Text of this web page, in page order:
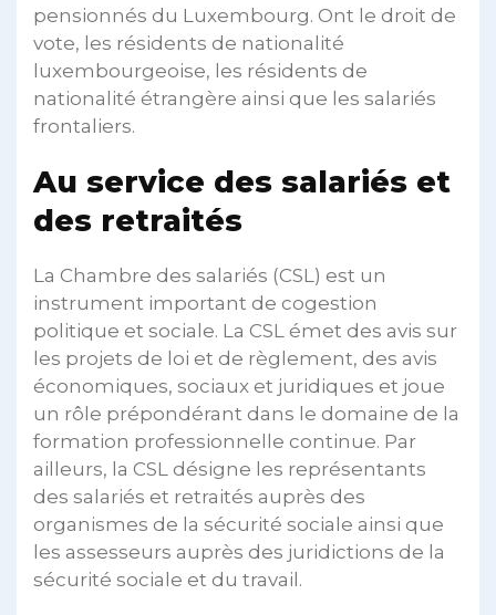
pensionnés du Luxembourg. Ont le droit de
vote, les résidents de nationalité
luxembourgeoise, les résidents de
nationalité étrangère ainsi que les salariés
frontaliers.
Au service des salariés et
des retraités
La Chambre des salariés (CSL) est un
instrument important de cogestion
politique et sociale. La CSL émet des avis sur
les projets de loi et de règlement, des avis
économiques, sociaux et juridiques et joue
un rôle prépondérant dans le domaine de la
formation professionnelle continue. Par
ailleurs, la CSL désigne les représentants
des salariés et retraités auprès des
organismes de la sécurité sociale ainsi que
les assesseurs auprès des juridictions de la
sécurité sociale et du travail.